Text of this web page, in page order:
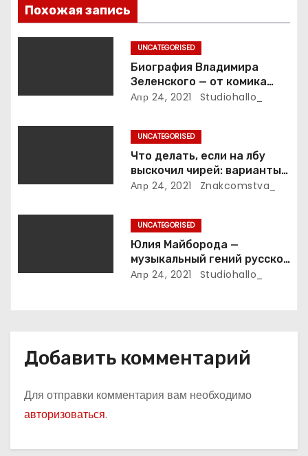
п
о
а
п
с
я
Похожая запись
UNCATEGORISED
Биография Владимира
Зеленского — от комика
студии «Квартал 95» до
личная жизнь
Апр 24, 2021 Studiohallo_
UNCATEGORISED
Что делать, если на лбу
выскочил чирей: варианты
лечения
Апр 24, 2021 Znakcomstva_
UNCATEGORISED
Юлия Майборода —
музыкальный гений русской
эстрады и победительница
Апр 24, 2021 Studiohallo_
Добавить комментарий
Для отправки комментария вам необходимо
авторизоваться.